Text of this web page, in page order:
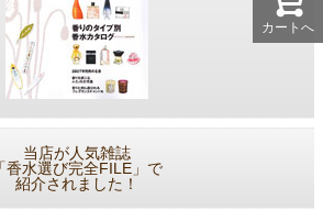
カートへ
当店が人気雑誌
「香水選び完全FILE」で
紹介されました！